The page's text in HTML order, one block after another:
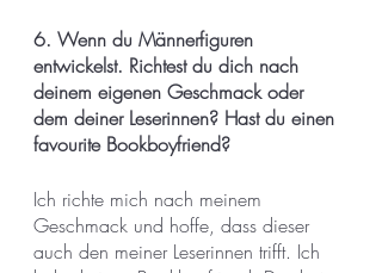
6. Wenn du Männerfiguren
entwickelst. Richtest du dich nach
deinem eigenen Geschmack oder
dem deiner Leserinnen? Hast du einen
favourite Bookboyfriend?
Ich richte mich nach meinem
Geschmack und hoffe, dass dieser
auch den meiner Leserinnen trifft. Ich